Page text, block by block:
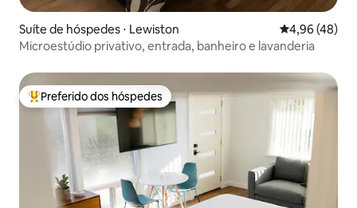
Suíte de hóspedes ⋅ Lewiston 4,96 de uma
4,96 (48)
Microestúdio privativo, entrada, banheiro e lavanderia
Entre os melhores preferidos dos hóspedes
Preferido dos hóspedes